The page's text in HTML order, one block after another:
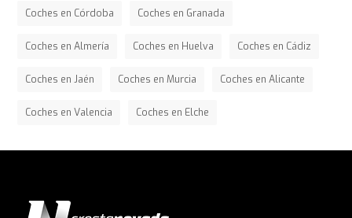
Coches en Córdoba Coches en Granada
Coches en Almería Coches en Huelva Coches en Cádiz
Coches en Jaén Coches en Murcia Coches en Alicante
Coches en Valencia Coches en Elche